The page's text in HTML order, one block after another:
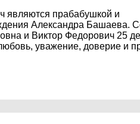
являются прабабушкой и
Александра Башаева.
и Виктор Федорович 25
уважение, доверие и